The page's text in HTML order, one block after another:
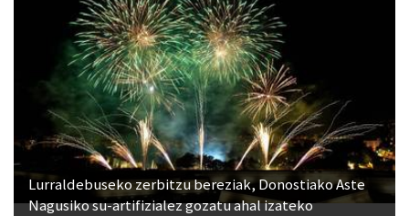
Lurraldebuseko zerbitzu bereziak, Donostiako Aste
Nagusiko su-artifizialez gozatu ahal izateko